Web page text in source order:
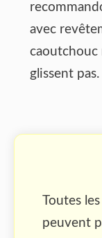
avec
caoutchouc
glissent pas.
Toutes
peuvent